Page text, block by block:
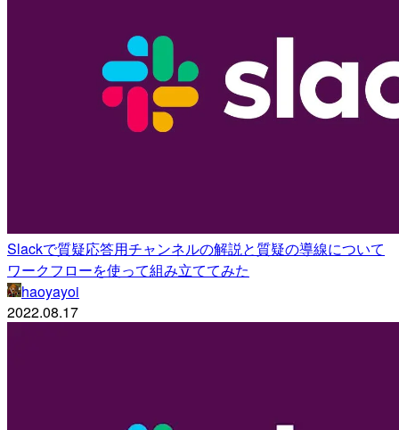
Slackで質疑応答用チャンネルの解説と質疑の導線について
ワークフローを使って組み立ててみた
haoyayoi
2022.08.17